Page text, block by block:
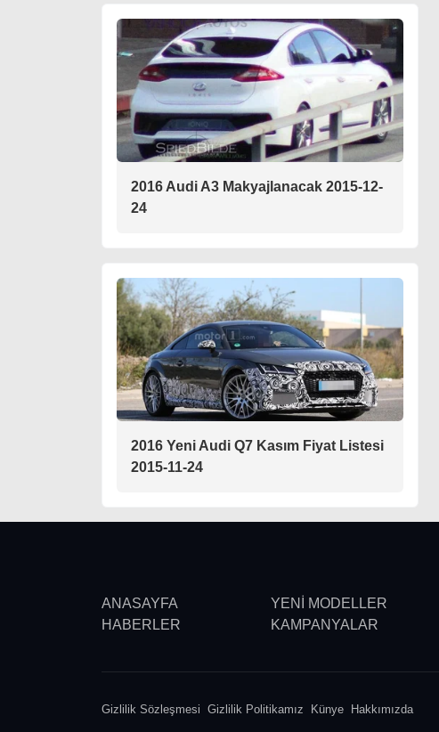
2016 Audi A3 Makyajlanacak 2015-12-
24
2016 Yeni Audi Q7 Kasım Fiyat Listesi
2015-11-24
ANASAYFA
HABERLER
YENİ MODELLER
KAMPANYALAR
Gizlilik Sözleşmesi Gizlilik Politikamız Künye Hakkımızda